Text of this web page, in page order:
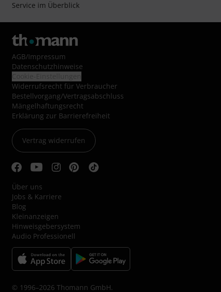
Service im Überblick
AGB/Impressum
Datenschutzhinweise
Widerrufsrecht für Verbraucher
Bestellvorgang/Vertragsabschluss
Mängelhaftungsrecht
Erklärung zur Barrierefreiheit
Vertrag widerrufen
Über uns
Jobs & Karriere
Blog
Kleinanzeigen
Hinweisgebersystem
Audio Professionell
© 1996–2026 Thomann GmbH.